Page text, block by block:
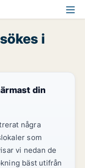
i
din
några
som
vi nedan de
bäst utifrån